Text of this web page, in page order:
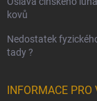
kovů
Nedostatek
tady ?
INFORMACE PRO